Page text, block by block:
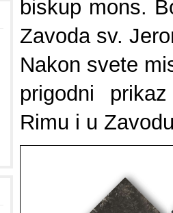
biskup mons.
Zavoda sv.
Nakon svete
prigodni
Rimu i u